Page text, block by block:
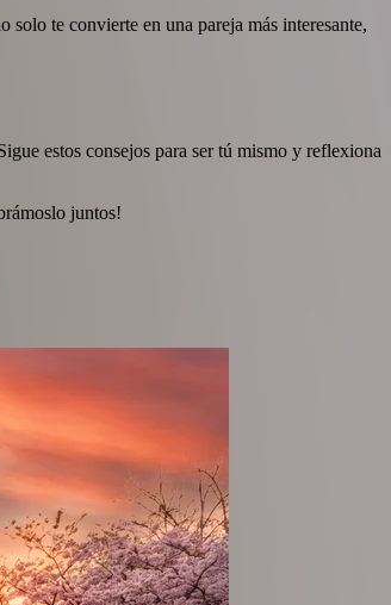
te convierte en una pareja más interesante,
estos consejos para ser tú mismo y reflexiona
juntos!